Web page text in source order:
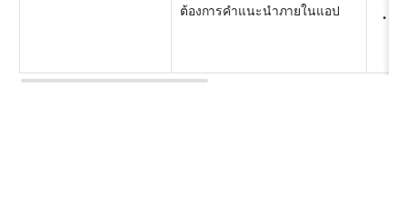
ต้องการคำแนะนำภายในแอป